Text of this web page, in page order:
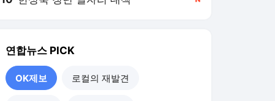
연합뉴스 PICK
OK제보 로컬의 재발견